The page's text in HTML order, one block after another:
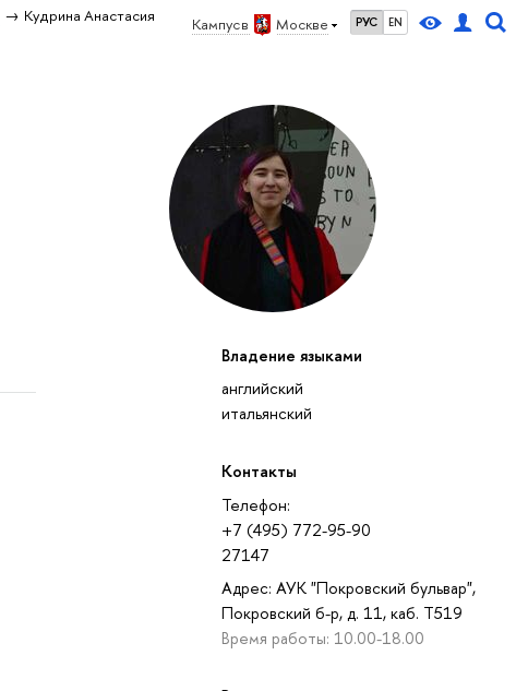
Кампус в Москве РУС EN
Кудрина Анастасия
Владение языками
английский
итальянский
Контакты
Телефон:
+7 (495) 772-95-90
27147
Адрес: АУК "Покровский бульвар",
Покровский б-р, д. 11, каб. T519
Время работы: 10.00-18.00